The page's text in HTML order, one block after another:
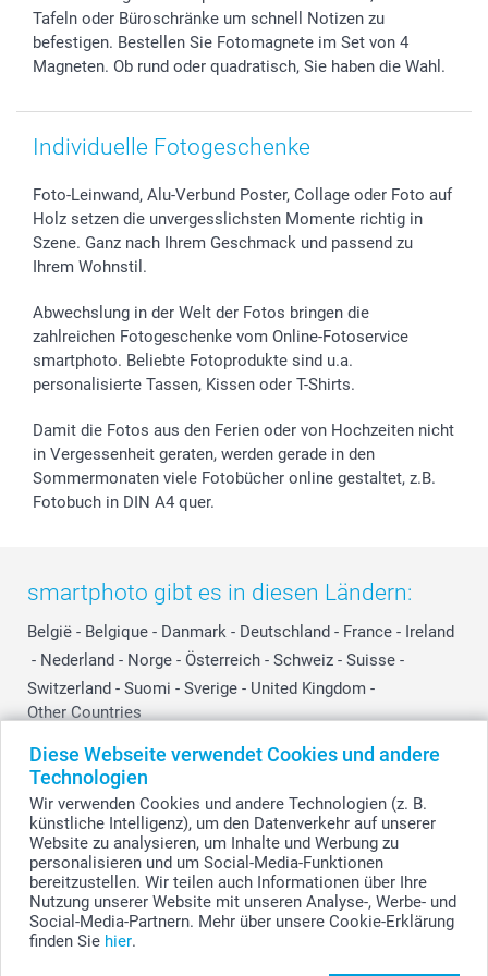
Diese Webseite verwendet Cookies und andere
Technologien
Wir verwenden Cookies und andere Technologien (z. B.
künstliche Intelligenz), um den Datenverkehr auf unserer
Website zu analysieren, um Inhalte und Werbung zu
personalisieren und um Social-Media-Funktionen
bereitzustellen. Wir teilen auch Informationen über Ihre
Nutzung unserer Website mit unseren Analyse-, Werbe- und
Social-Media-Partnern. Mehr über unsere Cookie-Erklärung
finden Sie hier.
Geschenk-Gutscheine (PDF)
Partnerprogramme
Investor Relations
B2B smartbusiness
Hochzeit
Geburtstag
Geburt
Zahlungsmöglichkeiten
Anmelden /Registrieren
Sitemap
smartfriends
smartgarantie
Tafeln oder Büroschränke um schnell Notizen zu
befestigen. Bestellen Sie Fotomagnete im Set von 4
Magneten. Ob rund oder quadratisch, Sie haben die Wahl.
Individuelle Fotogeschenke
Foto-Leinwand, Alu-Verbund Poster, Collage oder Foto auf
Holz setzen die unvergesslichsten Momente richtig in
Szene. Ganz nach Ihrem Geschmack und passend zu
Ihrem Wohnstil.
Abwechslung in der Welt der Fotos bringen die
zahlreichen Fotogeschenke vom Online-Fotoservice
smartphoto. Beliebte Fotoprodukte sind u.a.
personalisierte Tassen, Kissen oder T-Shirts.
Damit die Fotos aus den Ferien oder von Hochzeiten nicht
in Vergessenheit geraten, werden gerade in den
Sommermonaten viele Fotobücher online gestaltet, z.B.
Fotobuch in DIN A4 quer.
smartphoto gibt es in diesen Ländern:
België - Belgique - Danmark - Deutschland - France - Ireland
- Nederland - Norge - Österreich - Schweiz - Suisse -
Switzerland - Suomi - Sverige - United Kingdom -
Other Countries
© smartphoto Group. Alle Rechte vorbehalten.
Alle Preise verstehen sich in Schweizer Franken (CHF) inkl. MwSt. und zzgl.
Versandkosten.